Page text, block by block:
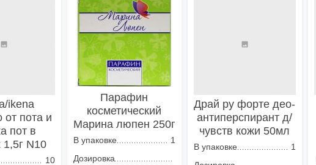
ikena
от пота и
пот в
1,5г N10
10
Парафин
косметический
Марина люпен 250г
В упаковке
1
Дозировка
Драй ру форте део-
антиперспирант д/
чувств кожи 50мл
В упаковке
1